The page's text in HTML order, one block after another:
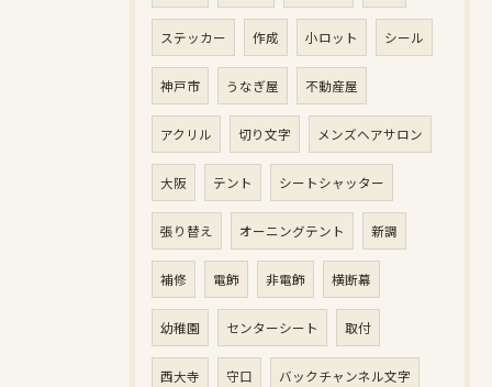
ステッカー 作成 小ロット シール
神戸市 うなぎ屋 不動産屋
アクリル 切り文字 メンズヘアサロン
大阪 テント シートシャッター
張り替え オーニングテント 新調
補修 電飾 非電飾 横断幕
幼稚園 センターシート 取付
西大寺 守口 バックチャンネル文字